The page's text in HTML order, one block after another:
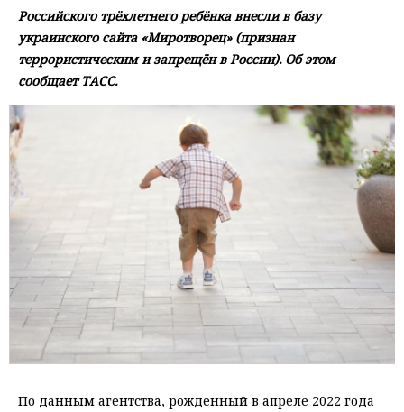
Российского трёхлетнего ребёнка внесли в базу
украинского сайта «Миротворец» (признан
террористическим и запрещён в России). Об этом
сообщает ТАСС.
По данным агентства, рожденный в апреле 2022 года